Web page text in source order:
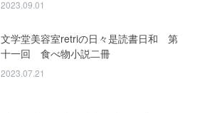
2023.09.01
文学堂美容室retriの日々是読書日和 第
十一回 食べ物小説二冊
2023.07.21